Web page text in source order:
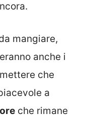
mangiare,
anche i
che
a
che rimane